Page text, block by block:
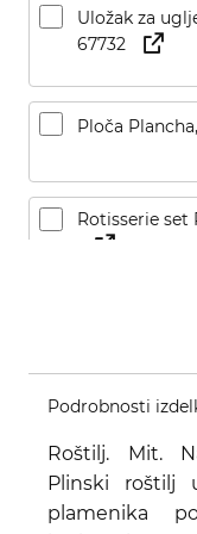
Uložak za
67732
Ploča
Rotisserie set
Podrobnosti
Roštilj. Mit.
Plinski roštilj
plamenika